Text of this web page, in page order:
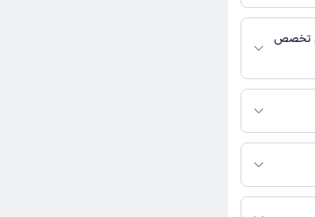
پزشکی و
تخصص
فعالیت می‌کنند.